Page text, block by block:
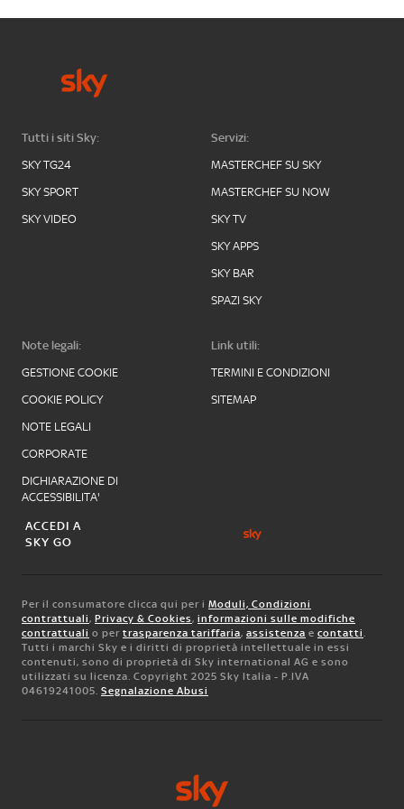
Tutti i siti Sky:
SKY TG24
SKY SPORT
SKY VIDEO
Servizi:
MASTERCHEF SU SKY
MASTERCHEF SU NOW
SKY TV
SKY APPS
SKY BAR
SPAZI SKY
Note legali:
GESTIONE COOKIE
COOKIE POLICY
NOTE LEGALI
CORPORATE
DICHIARAZIONE DI
ACCESSIBILITA'
Link utili:
TERMINI E CONDIZIONI
SITEMAP
ACCEDI A
SKY GO
Per il consumatore clicca qui per i Moduli, Condizioni
contrattuali, Privacy & Cookies, informazioni sulle modifiche
contrattuali o per trasparenza tariffaria, assistenza e contatti.
Tutti i marchi Sky e i diritti di proprietà intellettuale in essi
contenuti, sono di proprietà di Sky international AG e sono
utilizzati su licenza. Copyright 2025 Sky Italia - P.IVA
04619241005. Segnalazione Abusi